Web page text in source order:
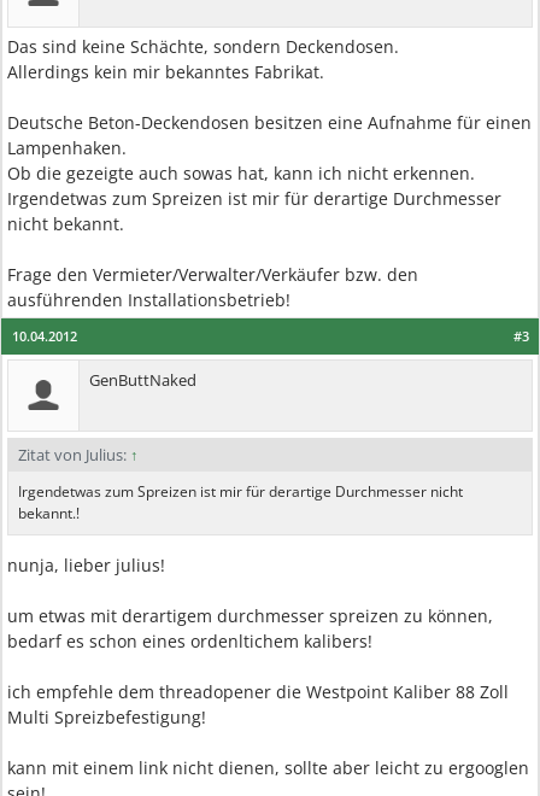
Das sind keine Schächte, sondern Deckendosen.
Allerdings kein mir bekanntes Fabrikat.
Deutsche Beton-Deckendosen besitzen eine Aufnahme für einen
Lampenhaken.
Ob die gezeigte auch sowas hat, kann ich nicht erkennen.
Irgendetwas zum Spreizen ist mir für derartige Durchmesser
nicht bekannt.
Frage den Vermieter/Verwalter/Verkäufer bzw. den
ausführenden Installationsbetrieb!
#3
10.04.2012
GenButtNaked
Zitat von Julius: ↑
Irgendetwas zum Spreizen ist mir für derartige Durchmesser nicht
bekannt.!
nunja, lieber julius!
um etwas mit derartigem durchmesser spreizen zu können,
bedarf es schon eines ordenltichem kalibers!
ich empfehle dem threadopener die Westpoint Kaliber 88 Zoll
Multi Spreizbefestigung!
kann mit einem link nicht dienen, sollte aber leicht zu ergooglen